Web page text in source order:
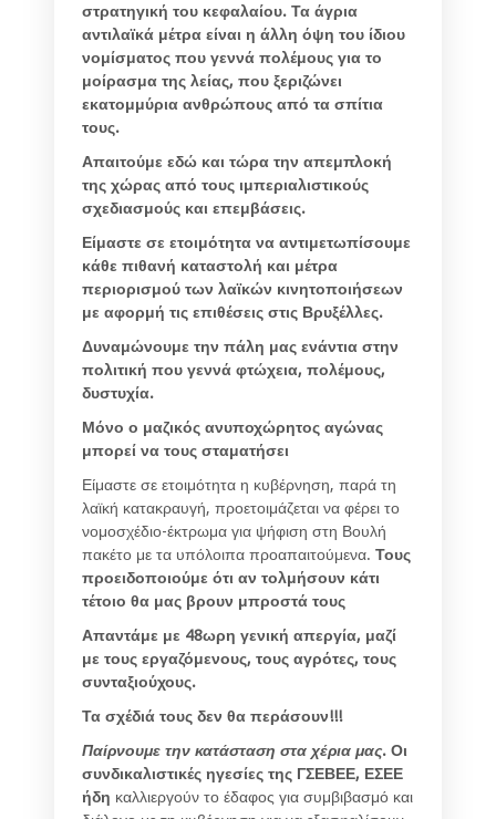
στρατηγική του κεφαλαίου. Τα άγρια
αντιλαϊκά μέτρα είναι η άλλη όψη του ίδιου
νομίσματος που γεννά πολέμους για το
μοίρασμα της λείας, που ξεριζώνει
εκατομμύρια ανθρώπους από τα σπίτια
τους.
Απαιτούμε εδώ και τώρα την απεμπλοκή
της χώρας από τους ιμπεριαλιστικούς
σχεδιασμούς και επεμβάσεις.
Είμαστε σε ετοιμότητα να αντιμετωπίσουμε
κάθε πιθανή καταστολή και μέτρα
περιορισμού των λαϊκών κινητοποιήσεων
με αφορμή τις επιθέσεις στις Βρυξέλλες.
Δυναμώνουμε την πάλη μας ενάντια στην
πολιτική που γεννά φτώχεια, πολέμους,
δυστυχία.
Μόνο ο μαζικός ανυποχώρητος αγώνας
μπορεί να τους σταματήσει
Είμαστε σε ετοιμότητα η κυβέρνηση, παρά τη
λαϊκή κατακραυγή, προετοιμάζεται να φέρει το
νομοσχέδιο-έκτρωμα για ψήφιση στη Βουλή
πακέτο με τα υπόλοιπα προαπαιτούμενα. Τους
προειδοποιούμε ότι αν τολμήσουν κάτι
τέτοιο θα μας βρουν μπροστά τους
Απαντάμε με 48ωρη γενική απεργία, μαζί
με τους εργαζόμενους, τους αγρότες, τους
συνταξιούχους.
Τα σχέδιά τους δεν θα περάσουν!!!
Παίρνουμε την κατάσταση στα χέρια μας. Οι
συνδικαλιστικές ηγεσίες της ΓΣΕΒΕΕ, ΕΣΕΕ
ήδη καλλιεργούν το έδαφος για συμβιβασμό και